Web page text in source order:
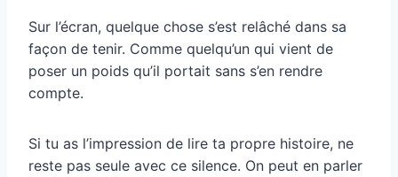
Sur l’écran, quelque chose s’est relâché dans sa
façon de tenir. Comme quelqu’un qui vient de
poser un poids qu’il portait sans s’en rendre
compte.
Si tu as l’impression de lire ta propre histoire, ne
reste pas seule avec ce silence. On peut en parler